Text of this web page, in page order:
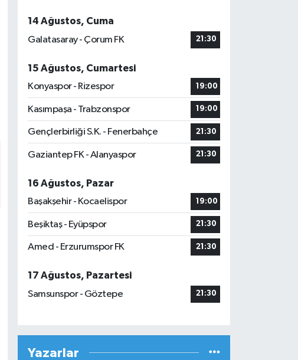
14 Ağustos, Cuma
Galatasaray - Çorum FK
21:30
15 Ağustos, Cumartesi
Konyaspor - Rizespor
19:00
Kasımpaşa - Trabzonspor 19:00
Gençlerbirliği S.K. - Fenerbahçe 21:30
Gaziantep FK - Alanyaspor 21:30
16 Ağustos, Pazar
Başakşehir - Kocaelispor
19:00
Beşiktaş - Eyüpspor 21:30
Amed - Erzurumspor FK 21:30
17 Ağustos, Pazartesi
Samsunspor - Göztepe
21:30
Yazarlar